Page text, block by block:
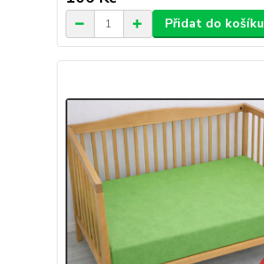
Přidat do košíku